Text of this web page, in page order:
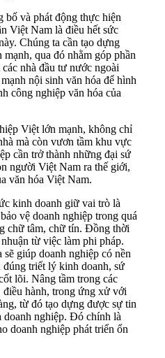
và phát động thực hiện
Việt Nam là điều hết sức
Chúng ta cần tạo dựng
qua đó nhằm góp phần
nhà đầu tư nước ngoài
nội sinh văn hóa để hình
công nghiệp văn hóa của
Việt lớn mạnh, không chỉ
mà còn vươn tầm khu vực
cần trở thành những đại sứ
người Việt Nam ra thế giới,
văn hóa Việt Nam.
kinh doanh giữ vai trò là
vệ doanh nghiệp trong quá
chữ tâm, chữ tín. Đồng thời
từ việc làm phi pháp.
giúp doanh nghiệp có nền
triết lý kinh doanh, sứ
lõi. Nâng tầm trong các
hành, trong ứng xử với
từ đó tạo dựng được sự tin
doanh nghiệp. Đó chính là
doanh nghiệp phát triển ổn